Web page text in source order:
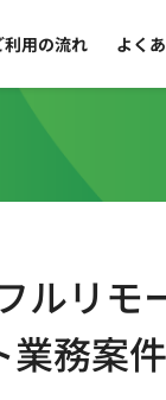
利用の流れ よく
ルリ
業務案件